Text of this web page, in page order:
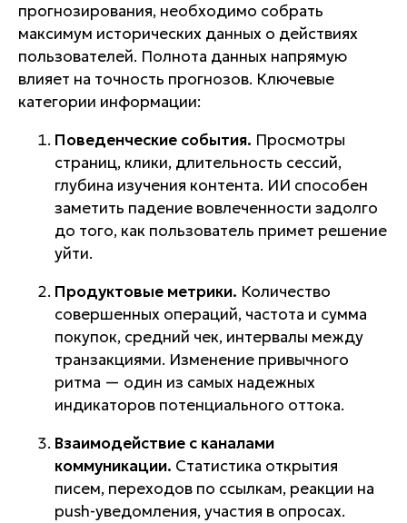
прогнозирования, необходимо собрать
максимум исторических данных о действиях
пользователей. Полнота данных напрямую
влияет на точность прогнозов. Ключевые
категории информации:
Поведенческие события. Просмотры
страниц, клики, длительность сессий,
глубина изучения контента. ИИ способен
заметить падение вовлеченности задолго
до того, как пользователь примет решение
уйти.
Продуктовые метрики. Количество
совершенных операций, частота и сумма
покупок, средний чек, интервалы между
транзакциями. Изменение привычного
ритма — один из самых надежных
индикаторов потенциального оттока.
Взаимодействие с каналами
коммуникации. Статистика открытия
писем, переходов по ссылкам, реакции на
push-уведомления, участия в опросах.